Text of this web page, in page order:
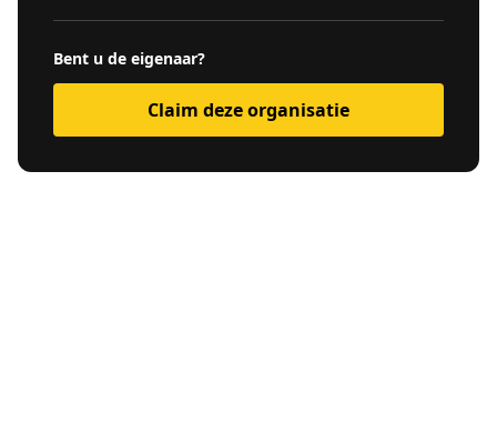
Bent u de eigenaar?
Claim deze organisatie